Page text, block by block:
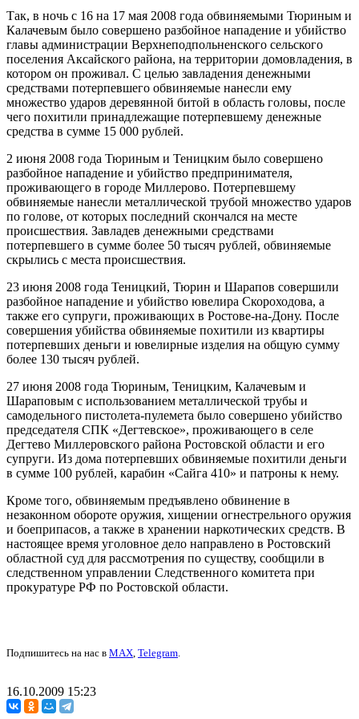
Так, в ночь с 16 на 17 мая 2008 года обвиняемыми Тюриным и
Калачевым было совершено разбойное нападение и убийство
главы администрации Верхнеподпольненского сельского
поселения Аксайского района, на территории домовладения, в
котором он проживал. С целью завладения денежными
средствами потерпевшего обвиняемые нанесли ему
множество ударов деревянной битой в область головы, после
чего похитили принадлежащие потерпевшему денежные
средства в сумме 15 000 рублей.
2 июня 2008 года Тюриным и Теницким было совершено
разбойное нападение и убийство предпринимателя,
проживающего в городе Миллерово. Потерпевшему
обвиняемые нанесли металлической трубой множество ударов
по голове, от которых последний скончался на месте
происшествия. Завладев денежными средствами
потерпевшего в сумме более 50 тысяч рублей, обвиняемые
скрылись с места происшествия.
23 июня 2008 года Теницкий, Тюрин и Шарапов совершили
разбойное нападение и убийство ювелира Скороходова, а
также его супруги, проживающих в Ростове-на-Дону. После
совершения убийства обвиняемые похитили из квартиры
потерпевших деньги и ювелирные изделия на общую сумму
более 130 тысяч рублей.
27 июня 2008 года Тюриным, Теницким, Калачевым и
Шараповым с использованием металлической трубы и
самодельного пистолета-пулемета было совершено убийство
председателя СПК «Дегтевское», проживающего в селе
Дегтево Миллеровского района Ростовской области и его
супруги. Из дома потерпевших обвиняемые похитили деньги
в сумме 100 рублей, карабин «Сайга 410» и патроны к нему.
Кроме того, обвиняемым предъявлено обвинение в
незаконном обороте оружия, хищении огнестрельного оружия
и боеприпасов, а также в хранении наркотических средств. В
настоящее время уголовное дело направлено в Ростовский
областной суд для рассмотрения по существу, сообщили в
следственном управлении Следственного комитета при
прокуратуре РФ по Ростовской области.
Подпишитесь на нас в MAX, Telegram.
16.10.2009 15:23